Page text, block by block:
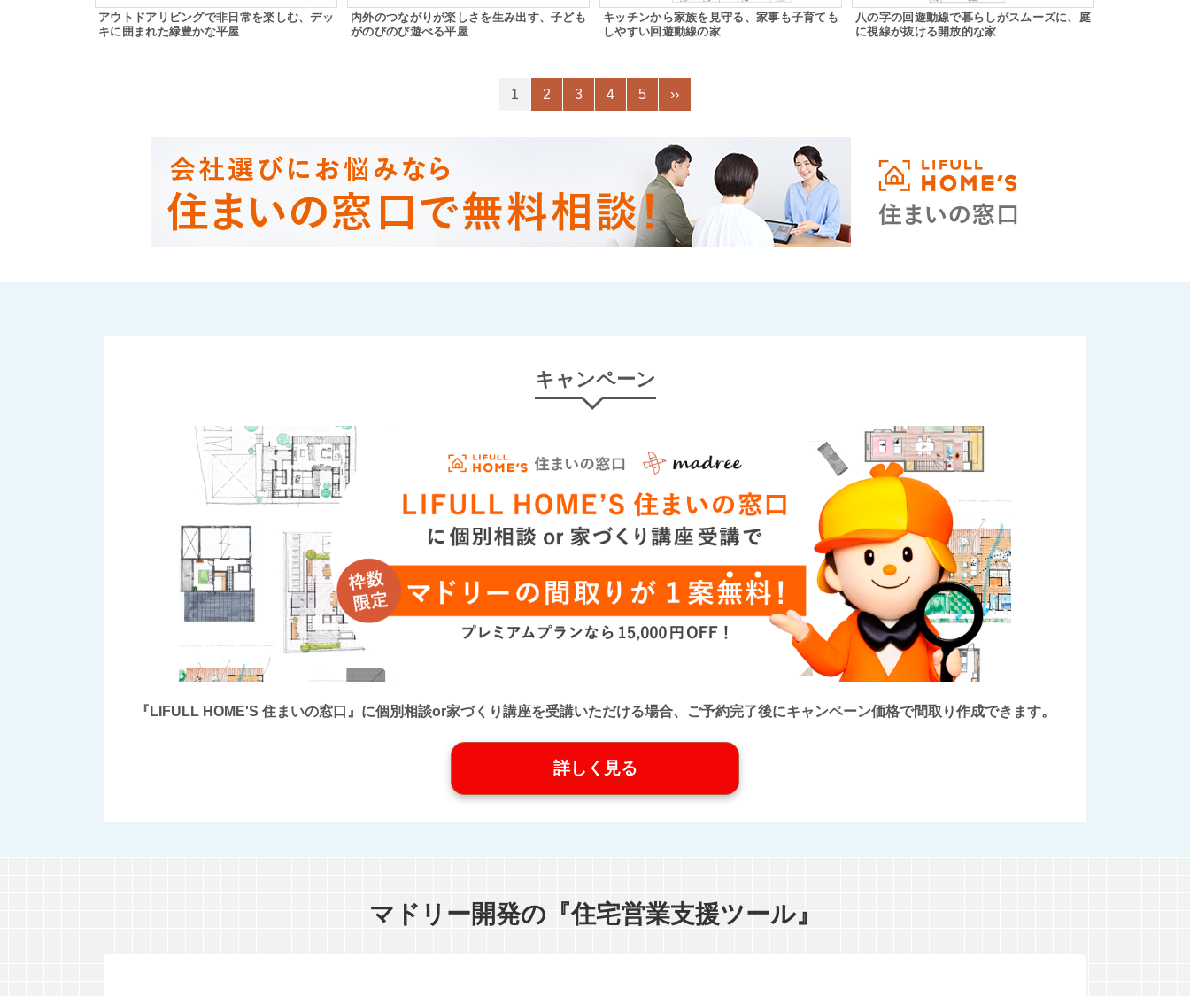
アウトドアリビングで非日常を楽しむ、デッ
キに囲まれた緑豊かな平屋
内外のつながりが楽しさを生み出す、子ども
がのびのび遊べる平屋
キッチンから家族を見守る、家事も子育ても
しやすい回遊動線の家
八の字の回遊動線で暮らしがスムーズに、庭
に視線が抜ける開放的な家
1 2 3 4 5 ››
キャンペーン
『LIFULL HOME'S 住まいの窓口』に個別相談or家づくり講座を受講いただける場合、ご予約完了後にキャンペーン価格で間取り作成できます。
詳しく見る
マドリー開発の『住宅営業支援ツール』